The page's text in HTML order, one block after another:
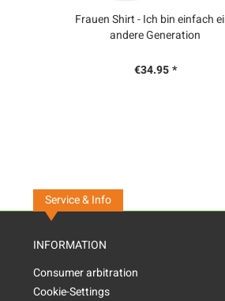
Frauen Shirt - Ich bin einfach
andere Generation
€34.95 *
Service & Info
INFORMATION
Consumer arbitration
Cookie-Settings